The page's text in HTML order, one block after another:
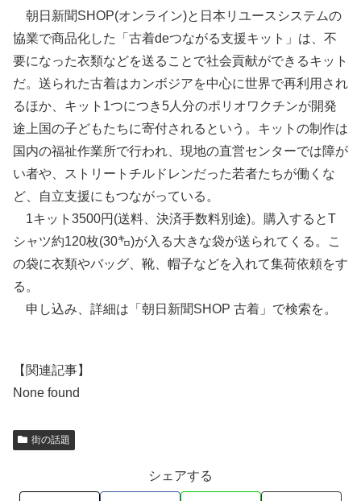
朝日新聞SHOP(オンライン)と日本リユースシステムの
協業で商品化した「古着deつながる支援キット」は、不
要になった衣類などを送ることで社会貢献ができるキット
だ。送られた古着はカンボジアを中心に世界で再利用され
るほか、キット1つにつき5人分のポリオワクチンが開発
途上国の子どもたちに寄付されるという。キットの制作は
国内の福祉作業所で行われ、現地の直営センターでは障が
い者や、ストリートチルドレンだった若者たちが働くな
ど、自立支援にもつながっている。
1キット3500円(送料、決済手数料別途)。購入するとT
シャツ約120枚(30㌔)が入る大きな袋が送られてくる。こ
の袋に衣類やバッグ、靴、帽子などを入れて集荷依頼をす
る。
申し込み、詳細は「朝日新聞SHOP 古着」で検索を。
【関連記事】
None found
街の話題
シェアする